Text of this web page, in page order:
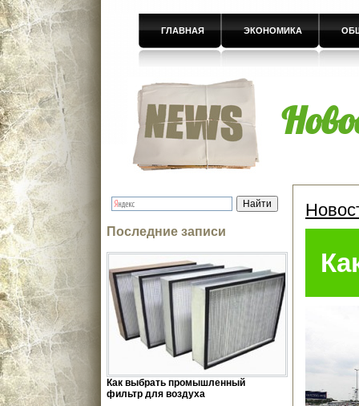
ГЛАВНАЯ ЭКОНОМИКА
Последние записи
Как выбрать промышленный
фильтр для воздуха